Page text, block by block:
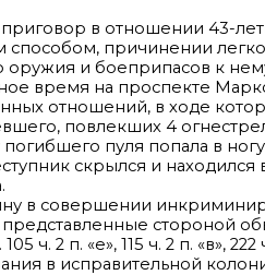
в отношении 43-
причинении
оружия и боеприпасов к
время на проспекте
отношений, в ходе
повлекших 4
пуля попала в
скрылся и
в совершении
представленные
ч. 2 п. «е», 115 ч. 2 п. «в»,
в исправительной